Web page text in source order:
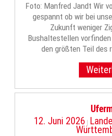
Foto: Manfred Jandt Wir
gespannt ob wir bei
Zukunft weniger
Bushaltestellen
den größten Teil des
12. Juni 2026 |